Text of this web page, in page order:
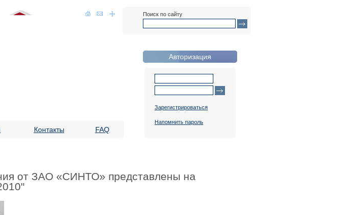
Поиск по сайту
Контакты FAQ
Авторизация
Зарегистрироваться
Напомнить пароль
от ЗАО «СИНТО» представлены на